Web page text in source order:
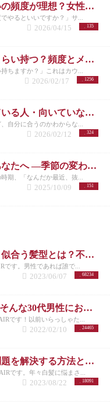
ヘッドスパはどのくらいの頻度が理想？女性に多い悩みと正しい通い方
やるといいですか？」サ...
135
2026/04/15
白髪ハイライトはどれくらい持つ？頻度とメンテナンスの目安を解説
ちますか？」これはカウ...
1256
2026/02/17
白髪ハイライトが向いている人・向いていない人｜後悔しない選び方 洗足
自分に合うのかわからな...
324
2026/02/12
秋の抜け毛が気になるあなたへ ―季節の変わり目に必要な頭皮ケアとは―
期、「なんだか最近、抜...
151
2025/10/09
おでこ広い男性がすべき似合う髪型とは？不向きなメンズスタイルも紹介！
です。男性であれば誰で...
68234
2023/06/07
【m字はげが気になる】そんな30代男性におすすめの髪型3選！
です！以前いらっしゃた...
24465
2022/02/10
白髪がキラキラに輝く問題を解決する方法とは？白髪を活かしたカラーも紹介
です。年々白髪に悩まさ...
18091
2023/08/22